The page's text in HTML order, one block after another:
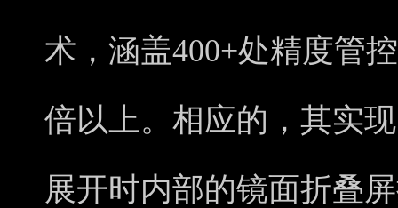
术，涵盖400+处精度管
倍以上。相应的，其实
展开时内部的镜面折叠